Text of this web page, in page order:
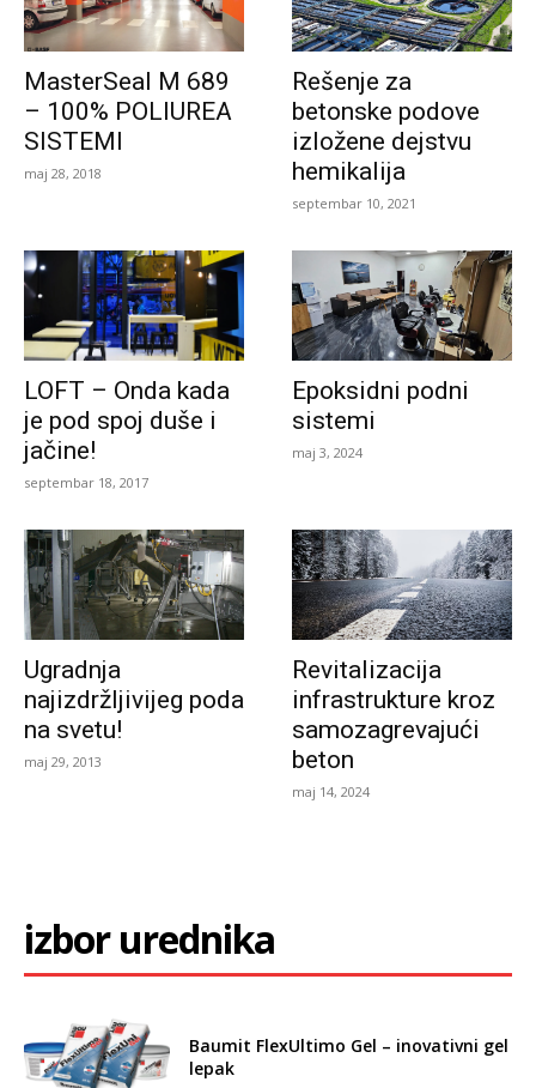
MasterSeal M 689
– 100% POLIUREA
SISTEMI
maj 28, 2018
Rešenje za
betonske podove
izložene dejstvu
hemikalija
septembar 10, 2021
LOFT – Onda kada
je pod spoj duše i
jačine!
septembar 18, 2017
Epoksidni podni
sistemi
maj 3, 2024
Ugradnja
najizdržljivijeg poda
na svetu!
maj 29, 2013
Revitalizacija
infrastrukture kroz
samozagrevajući
beton
maj 14, 2024
izbor urednika
Baumit FlexUltimo Gel – inovativni gel
lepak